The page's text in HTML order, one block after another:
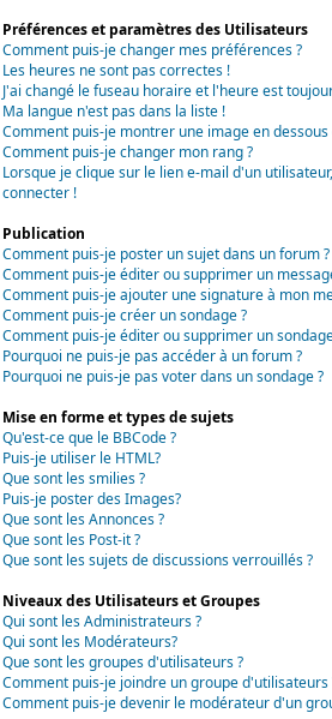
Préférences et paramètres des Utilisateurs
Comment puis-je changer mes préférences ?
Les heures ne sont pas correctes !
J'ai changé le fuseau horaire et l'heure est
Ma langue n'est pas dans la liste !
Comment puis-je montrer une image en
Comment puis-je changer mon rang ?
Lorsque je clique sur le lien e-mail d'un
connecter !
Publication
Comment puis-je poster un sujet dans un forum ?
Comment puis-je éditer ou supprimer un
Comment puis-je ajouter une signature à mon
Comment puis-je créer un sondage ?
Comment puis-je éditer ou supprimer un
Pourquoi ne puis-je pas accéder à un forum ?
Pourquoi ne puis-je pas voter dans un sondage ?
Mise en forme et types de sujets
Qu'est-ce que le BBCode ?
Puis-je utiliser le HTML?
Que sont les smilies ?
Puis-je poster des Images?
Que sont les Annonces ?
Que sont les Post-it ?
Que sont les sujets de discussions verrouillés ?
Niveaux des Utilisateurs et Groupes
Qui sont les Administrateurs ?
Qui sont les Modérateurs?
Que sont les groupes d'utilisateurs ?
Comment puis-je joindre un groupe d'utilisateurs
Comment puis-je devenir le modérateur d'un